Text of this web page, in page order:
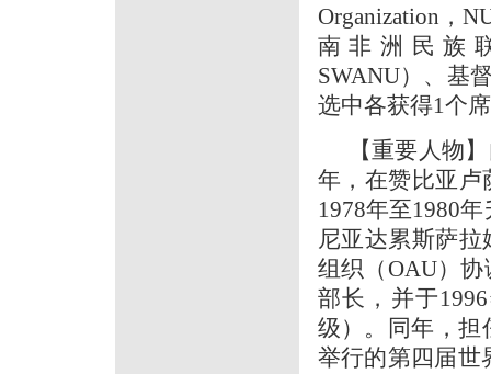
Organization，
南非洲民族联
SWANU）、基
选中各获得1个
【重要人物
年，在赞比亚卢
1978年至1980
尼亚达累斯萨
组织（OAU）
部长，并于
级）。同年，担
举行的第四届世